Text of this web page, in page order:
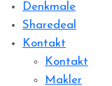
Denkmale
Sharedeal
Kontakt
Kontakt
Makler